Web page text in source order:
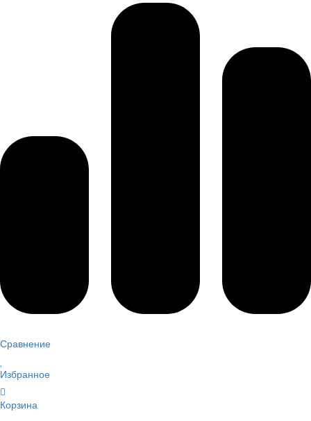
Сравнение
Избранное
Корзина